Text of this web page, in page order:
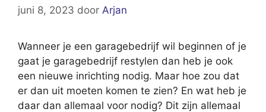
juni 8, 2023 door Arjan
Wanneer je een garagebedrijf wil beginnen of je
gaat je garagebedrijf restylen dan heb je ook
een nieuwe inrichting nodig. Maar hoe zou dat
er dan uit moeten komen te zien? En wat heb je
daar dan allemaal voor nodig? Dit zijn allemaal